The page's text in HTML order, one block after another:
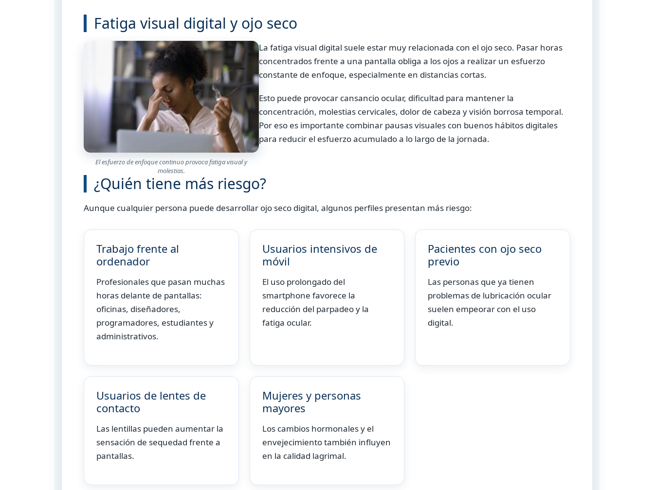
Fatiga visual digital y ojo seco
El esfuerzo de enfoque continuo provoca fatiga visual y
molestias.
La fatiga visual digital suele estar muy relacionada con el ojo seco. Pasar horas
concentrados frente a una pantalla obliga a los ojos a realizar un esfuerzo
constante de enfoque, especialmente en distancias cortas.
Esto puede provocar cansancio ocular, dificultad para mantener la
concentración, molestias cervicales, dolor de cabeza y visión borrosa temporal.
Por eso es importante combinar pausas visuales con buenos hábitos digitales
para reducir el esfuerzo acumulado a lo largo de la jornada.
¿Quién tiene más riesgo?
Aunque cualquier persona puede desarrollar ojo seco digital, algunos perfiles presentan más riesgo:
Trabajo frente al
ordenador
Profesionales que pasan muchas
horas delante de pantallas:
oficinas, diseñadores,
programadores, estudiantes y
administrativos.
Usuarios intensivos de
móvil
El uso prolongado del
smartphone favorece la
reducción del parpadeo y la
fatiga ocular.
Pacientes con ojo seco
previo
Las personas que ya tienen
problemas de lubricación ocular
suelen empeorar con el uso
digital.
Usuarios de lentes de
contacto
Las lentillas pueden aumentar la
sensación de sequedad frente a
pantallas.
Mujeres y personas
mayores
Los cambios hormonales y el
envejecimiento también influyen
en la calidad lagrimal.